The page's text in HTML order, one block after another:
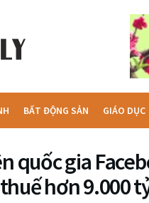
BẤT ĐỘNG SẢN GIÁO DỤC
quốc gia
hơn 9.000